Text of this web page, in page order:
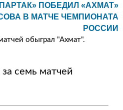
ПОБЕДИЛ «АХМАТ»
В МАТЧЕ ЧЕМПИОНАТА
РОССИИ
обыграл "Ахмат".
семь матчей